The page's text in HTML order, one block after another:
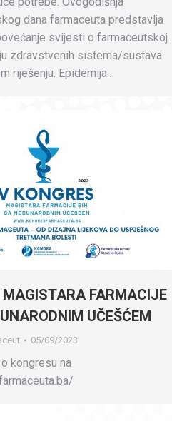
dana farmaceuta predstavlja
svijesti o farmaceutskoj
zdravstvenih sistema/sustava
riješenju. Epidemija…
MAGISTARA FARMACIJE
UČEŠĆEM
05/09/2023
kongresu na